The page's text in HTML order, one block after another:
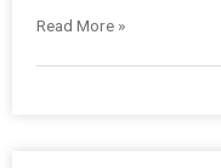
Read More »